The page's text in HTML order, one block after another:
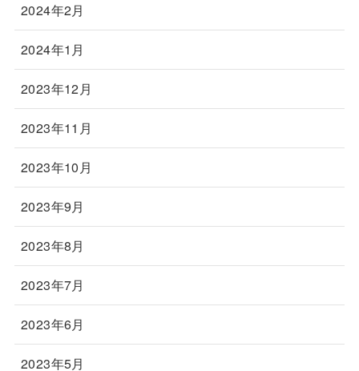
2024年2月
2024年1月
2023年12月
2023年11月
2023年10月
2023年9月
2023年8月
2023年7月
2023年6月
2023年5月